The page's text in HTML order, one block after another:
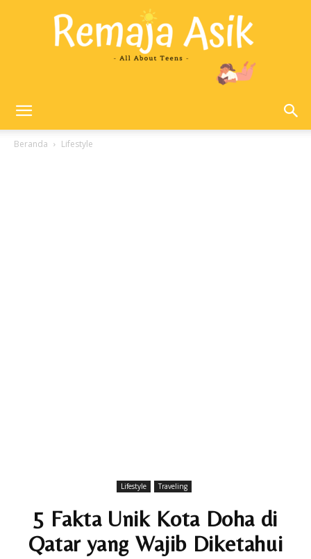
Beranda Lifestyle
Lifestyle Traveling
5 Fakta Unik Kota Doha di
Qatar yang Wajib Diketahui